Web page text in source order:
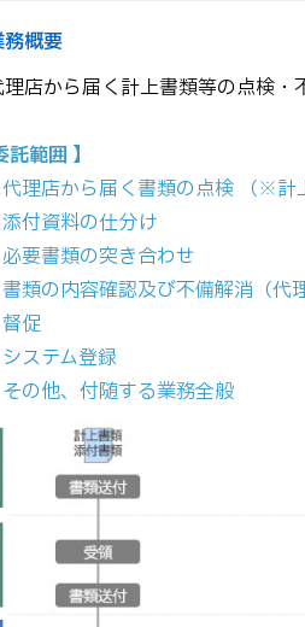
概要
店から届く計上書類等の点検・
託範囲 】
理店から届く書類の点検 （※計
付資料の仕分け
要書類の突き合わせ
類の内容確認及び不備解消（代理
促
ステム登録
の他、付随する業務全般